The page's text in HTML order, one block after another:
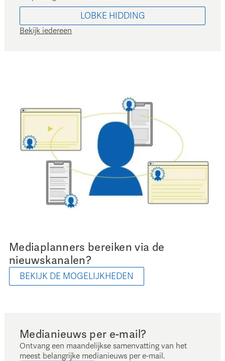
LOBKE HIDDING
Bekijk iedereen
Mediaplanners bereiken via de
nieuwskanalen?
BEKIJK DE MOGELIJKHEDEN
Medianieuws per e-mail?
Ontvang een maandelijkse samenvatting van het
meest belangrijke medianieuws per e-mail.